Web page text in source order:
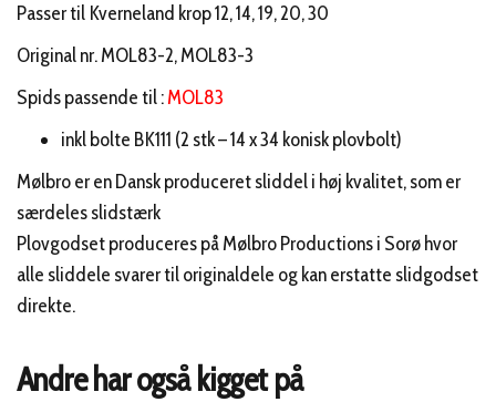
Passer til Kverneland krop 12, 14, 19, 20, 30
Original nr. MOL83-2, MOL83-3
Spids passende til :MOL83
inkl bolte BK111 (2 stk – 14 x 34 konisk plovbolt)
Mølbro er en Dansk produceret sliddel i høj kvalitet, som er
særdeles slidstærk
Plovgodset produceres på Mølbro Productions i Sorø hvor
alle sliddele svarer til originaldele og kan erstatte slidgodset
direkte.
Andre har også kigget på